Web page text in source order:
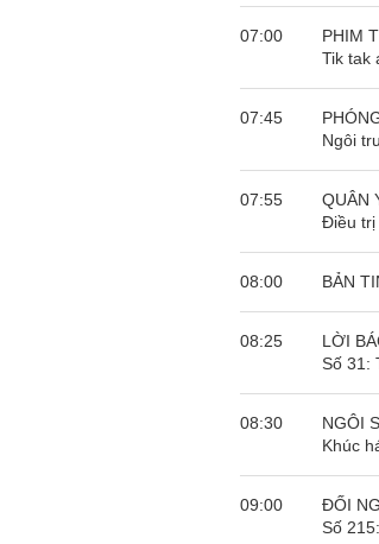
07:00
PHIM
Tik tak
07:45
Ngôi
07:55
QUÂN
Điều trị
08:00 BẢN
08:25
LỜI
Số 31:
08:30
NGÔI
Khúc
09:00
ĐỐI
Số